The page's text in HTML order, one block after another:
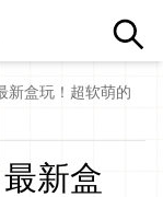
新盒玩！超软萌的
新盒